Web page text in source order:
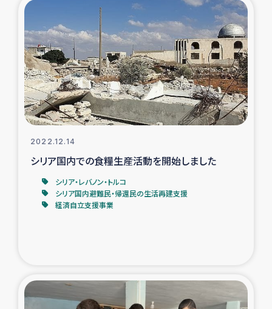
トルコ・シリア地震被災者支援
デニヤヤ小規模紅茶農家支援
コーヒー生産者支援
アイナロ県マウベシ郡でのコーヒー畑改善事業
ベイルート大規模爆発被災者支援
女性の生計向上支援
2022.12.14
シリア国内での食糧生産活動を開始しました
シリア・レバノン・トルコ
シリア国内避難民・帰還民の生活再建支援
経済自立支援事業